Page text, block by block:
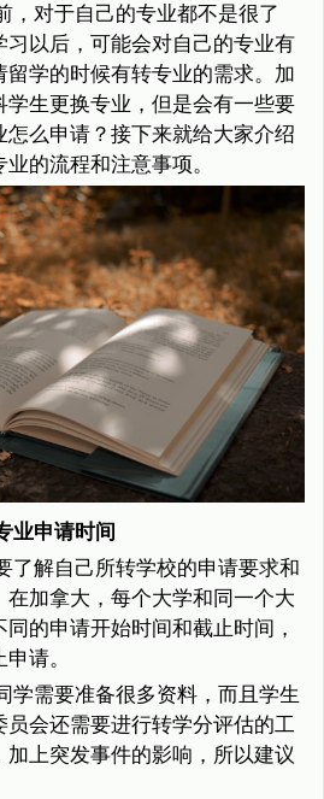
，对于自己的专业都不是很了
以后，可能会对自己的专业有
留学的时候有转专业的需求。加
生更换专业，但是会有一些要
么申请？接下来就给大家介绍
的流程和注意事项。
业申请时间
了解自己所转学校的申请要求和
加拿大，每个大学和同一个大
的申请开始时间和截止时间，
请。
学需要准备很多资料，而且学生
员会还需要进行转学分评估的工
上突发事件的影响，所以建议